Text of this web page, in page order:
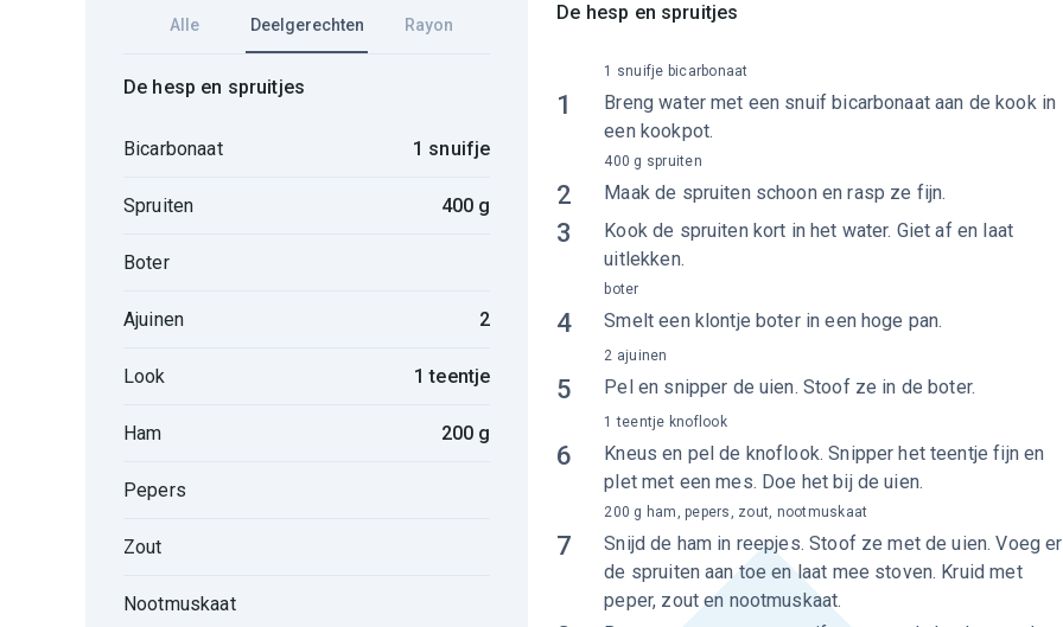
Alle Deelgerechten Rayon
De hesp en spruitjes
Bicarbonaat 1 snuifje
Spruiten 400 g
Boter
Ajuinen 2
Look 1 teentje
Ham 200 g
Pepers
Zout
Nootmuskaat
De hesp en spruitjes
1
Breng water met een snuif bicarbonaat aan de kook in
een kookpot.
1 snuifje bicarbonaat
2 Maak de spruiten schoon en rasp ze fijn.
400 g spruiten
3
Kook de spruiten kort in het water. Giet af en laat
uitlekken.
4 Smelt een klontje boter in een hoge pan.
boter
5 Pel en snipper de uien. Stoof ze in de boter.
2 ajuinen
6
Kneus en pel de knoflook. Snipper het teentje fijn en
plet met een mes. Doe het bij de uien.
1 teentje knoflook
7
Snijd de ham in reepjes. Stoof ze met de uien. Voeg er
de spruiten aan toe en laat mee stoven. Kruid met
peper, zout en nootmuskaat.
200 g ham, pepers, zout, nootmuskaat